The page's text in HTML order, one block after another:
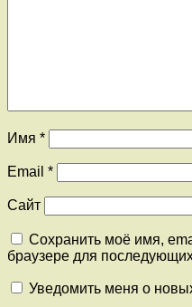
Имя *
Email *
Сайт
Сохранить моё имя,
браузере для
Уведомить меня о